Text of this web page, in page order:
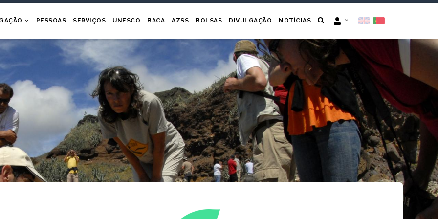
PESSOAS SERVIÇOS UNESCO BACA AZSS BOLSAS DIVULGAÇÃO NOTÍCIAS
e Biogeografia Marinha
of...Ler mais